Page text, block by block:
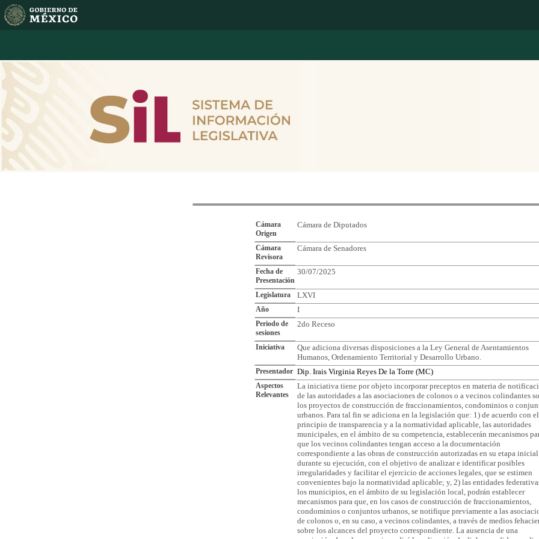
Cámara
Origen
Cámara de Diputados
Cámara
Revisora
Cámara de Senadores
Fecha de
Presentación
30/07/2025
Legislatura LXVI
Año I
Periodo de
sesiones
2do Receso
Iniciativa
Que adiciona diversas disposiciones a la Ley General de Asentamientos
Humanos, Ordenamiento Territorial y Desarrollo Urbano.
Presentador Dip. Irais Virginia Reyes De la Torre (MC)
Aspectos
Relevantes
La iniciativa tiene por objeto incorporar preceptos en materia de
de las autoridades a las asociaciones de colonos o a vecinos colindantes
los proyectos de construcción de fraccionamientos, condominios o
urbanos. Para tal fin se adiciona en la legislación que: 1) de acuerdo con el
principio de transparencia y a la normatividad aplicable, las autoridades
municipales, en el ámbito de su competencia, establecerán mecanismos
que los vecinos colindantes tengan acceso a la documentación
correspondiente a las obras de construcción autorizadas en su etapa
durante su ejecución, con el objetivo de analizar e identificar posibles
irregularidades y facilitar el ejercicio de acciones legales, que se estimen
convenientes bajo la normatividad aplicable; y, 2) las entidades
los municipios, en el ámbito de su legislación local, podrán establecer
mecanismos para que, en los casos de construcción de fraccionamientos,
condominios o conjuntos urbanos, se notifique previamente a las
de colonos o, en su caso, a vecinos colindantes, a través de medios
sobre los alcances del proyecto correspondiente. La ausencia de una